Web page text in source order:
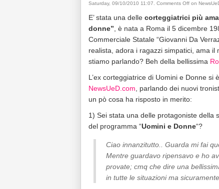
Saturday, 09/10/2010 11:07 Comments Off on
E’ stata una delle corteggiatrici più
donne” , è nata a Roma il 5 dicembre
Commerciale Statale “Giovanni Da
realista, adora i ragazzi simpatici, ama
stiamo parlando? Beh della bellissima
L’ex corteggiatrice di Uomini e Donne
NewsUeD.com , parlando dei nuovi
un pò cosa ha risposto in merito:
1) Sei stata una delle protagoniste della
del programma “Uomini e Donne“?
Ciao innanzitutto.. Guarda mi fai
Mentre guardavo ripensavo e ho
provate; cmq che dire una
in tutte le situazioni ma